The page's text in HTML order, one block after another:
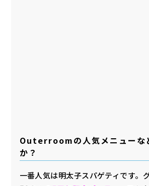
Outerroomの人気メニューな
か？
一番人気は明太子スパゲティです。